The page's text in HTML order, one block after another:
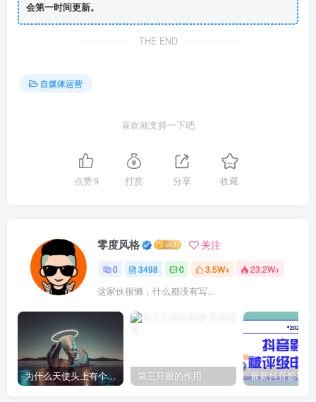
会第一时间更新。
THE END
自媒体运营
喜欢就支持一下吧
点赞9 打赏 分享 收藏
零度风格 关注
0 3498 0 3.5W+ 23.2W+
这家伙很懒，什么都没有写...
为什么天使头上有个圈？ 第三只眼的作用